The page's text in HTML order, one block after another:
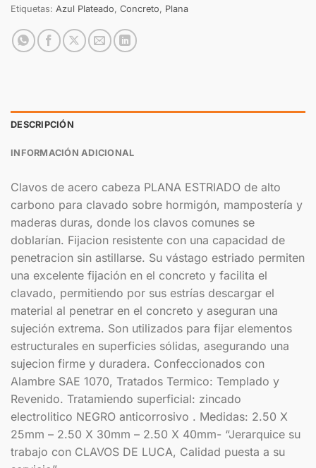
Etiquetas: Azul Plateado, Concreto, Plana
DESCRIPCIÓN
INFORMACIÓN ADICIONAL
Clavos de acero cabeza PLANA ESTRIADO de alto
carbono para clavado sobre hormigón, mampostería y
maderas duras, donde los clavos comunes se
doblarían. Fijacion resistente con una capacidad de
penetracion sin astillarse. Su vástago estriado permiten
una excelente fijación en el concreto y facilita el
clavado, permitiendo por sus estrías descargar el
material al penetrar en el concreto y aseguran una
sujeción extrema. Son utilizados para fijar elementos
estructurales en superficies sólidas, asegurando una
sujecion firme y duradera. Confeccionados con
Alambre SAE 1070, Tratados Termico: Templado y
Revenido. Tratamiendo superficial: zincado
electrolitico NEGRO anticorrosivo . Medidas: 2.50 X
25mm – 2.50 X 30mm – 2.50 X 40mm- “Jerarquice su
trabajo con CLAVOS DE LUCA, Calidad puesta a su